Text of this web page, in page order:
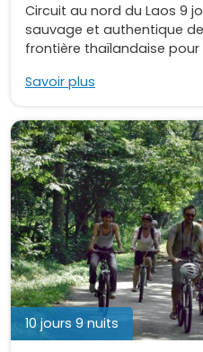
Circuit au nord du Laos 9
sauvage et authentique
frontière thaïlandaise pour
Savoir plus
10 jours 9 nuits